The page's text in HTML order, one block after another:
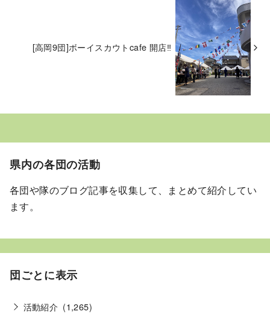
[高岡9団]ボーイスカウトcafe 開店‼︎
県内の各団の活動
各団や隊のブログ記事を収集して、まとめて紹介してい
ます。
団ごとに表示
活動紹介 (1,265)